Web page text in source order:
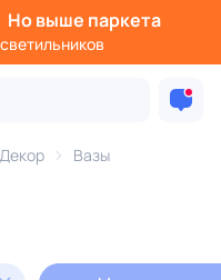
Но выше паркета
Декор Вазы